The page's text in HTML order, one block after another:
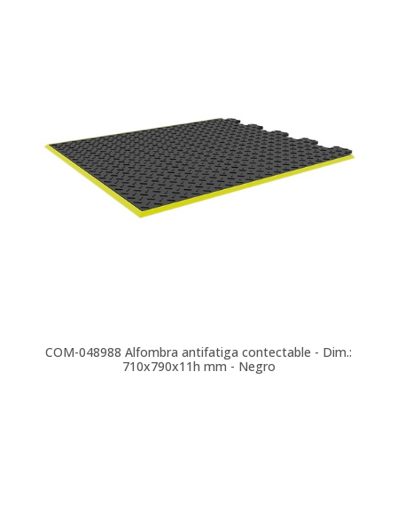
COM-048988 Alfombra antifatiga contectable - Dim.:
710x790x11h mm - Negro